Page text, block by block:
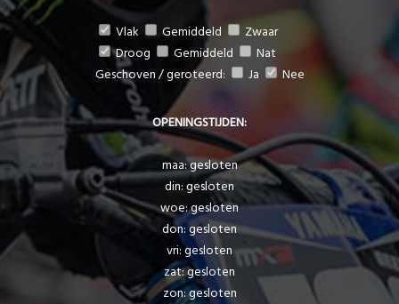
Vlak Gemiddeld
Zwaar
Droog
Gemiddeld
Nat
Geschoven / geroteerd:
Ja Nee
OPENINGSTIJDEN:
maa: gesloten
din: gesloten
woe: gesloten
don: gesloten
vri: gesloten
zat: gesloten
zon: gesloten